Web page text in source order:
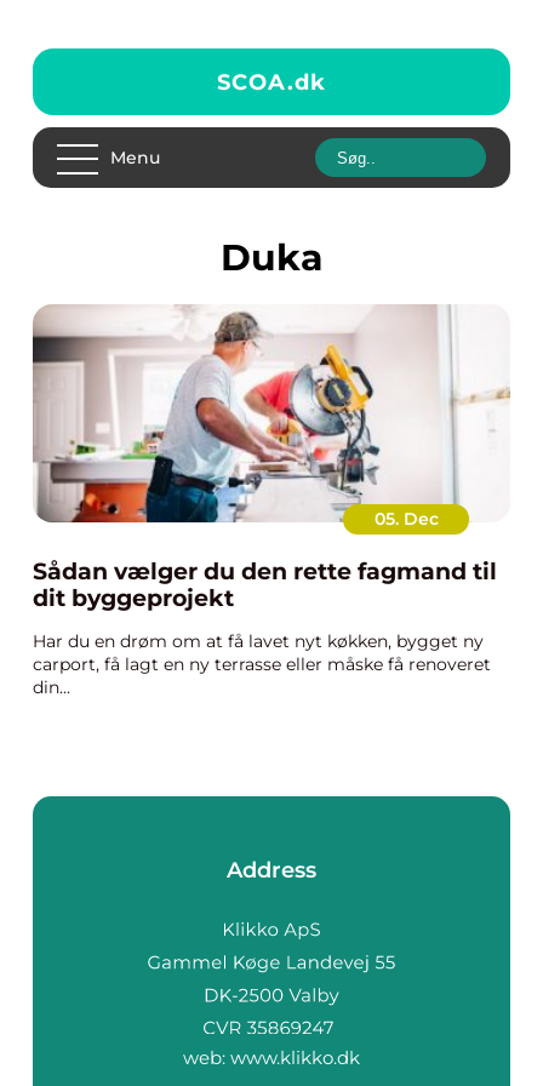
SCOA.dk
Menu
duka
05. Dec
Sådan vælger du den rette fagmand til
dit byggeprojekt
Har du en drøm om at få lavet nyt køkken, bygget ny
carport, få lagt en ny terrasse eller måske få renoveret
din...
Address
web: www.klikko.dk